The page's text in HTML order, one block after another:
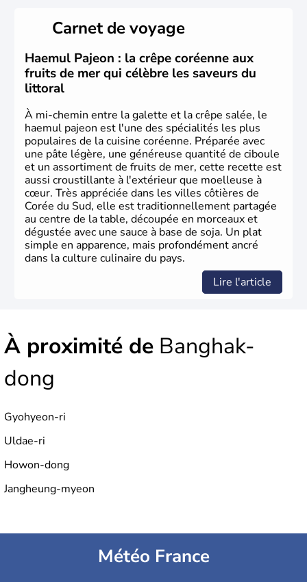
christianisme et le bouddhisme en sont les deux
principales religions. Ce pays partage sa culture avec la
Corée du Nord. Les Jeux Olympiques s’y sont déroulés en
1988, de même que la Coupe du Monde de football en
2002, en collaboration avec le Japon.
Carnet de voyage
Haemul Pajeon : la crêpe coréenne aux
fruits de mer qui célèbre les saveurs du
littoral
À mi-chemin entre la galette et la crêpe salée, le
haemul pajeon est l'une des spécialités les plus
populaires de la cuisine coréenne. Préparée avec
une pâte légère, une généreuse quantité de ciboule
et un assortiment de fruits de mer, cette recette est
aussi croustillante à l'extérieur que moelleuse à
cœur. Très appréciée dans les villes côtières de
Corée du Sud, elle est traditionnellement partagée
au centre de la table, découpée en morceaux et
dégustée avec une sauce à base de soja. Un plat
simple en apparence, mais profondément ancré
dans la culture culinaire du pays.
Lire l'article
À proximité de Banghak-
dong
Gyohyeon-ri
Uldae-ri
Howon-dong
Jangheung-myeon
Météo France